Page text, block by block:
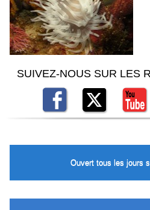
SUIVEZ-NOUS SUR LES
Ouvert tous les jours